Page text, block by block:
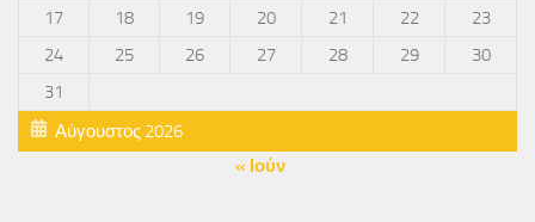
Αύγουστος 2026
17
18 19 20 21 22
23
24
25 26 27 28 29
30
31
« Ιούν